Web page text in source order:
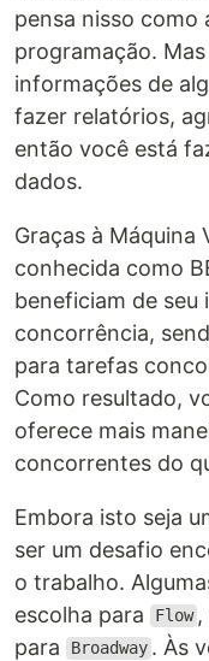
pensa nisso como
programação.
informações de
fazer relatórios,
então você está
dados.
Graças à Máquina
conhecida como
beneficiam de seu
concorrência,
para tarefas
Como resultado,
oferece mais
concorrentes do
Embora isto seja
ser um desafio
o trabalho.
escolha para
Flow
para
Broadway . Às